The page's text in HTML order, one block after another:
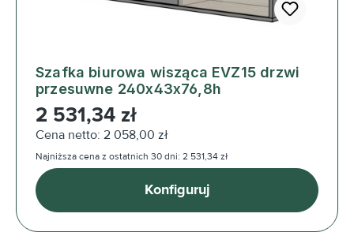
Szafka biurowa wisząca EVZ15 drzwi
przesuwne 240x43x76,8h
Cena regularna:
2 531,34 zł
Cena netto: 2 058,00 zł
Najniższa cena z ostatnich 30 dni: 2 531,34 zł
Konfiguruj